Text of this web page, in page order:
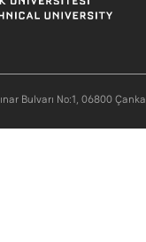
Bulvarı No:1, 06800